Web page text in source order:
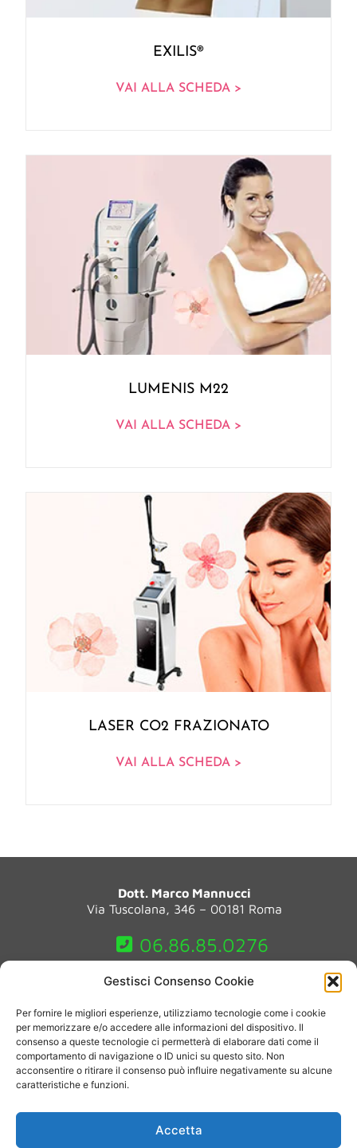
Gestisci Consenso Cookie
Per fornire le migliori esperienze, utilizziamo tecnologie come i cookie
per memorizzare e/o accedere alle informazioni del dispositivo. Il
consenso a queste tecnologie ci permetterà di elaborare dati come il
comportamento di navigazione o ID unici su questo sito. Non
acconsentire o ritirare il consenso può influire negativamente su alcune
caratteristiche e funzioni.
Accetta
EXILIS®
VAI ALLA SCHEDA >
LUMENIS M22
VAI ALLA SCHEDA >
LASER CO2 FRAZIONATO
VAI ALLA SCHEDA >
Dott. Marco Mannucci
Via Tuscolana, 346 – 00181 Roma
06.86.85.0276
(*)Le immagini e i testi presenti su questo sito sono a scopo
dimostrativo e/o informativo dei risultati potenzialmente raggiungibili
grazie ai trattamenti proposti. Tuttavia, la reazione a ogni trattamento
(viso e corpo) è puramente soggettiva, per tale ragione non è garantito
il medesimo risultato visibile sulle immagini qui pubblicate o quello
indicato nei testi.
– PIVA: 09553311003 – Copyright 2015-
2025